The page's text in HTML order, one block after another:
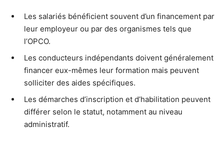
Les salariés bénéficient souvent d’un financement par
leur employeur ou par des organismes tels que
l’OPCO.
Les conducteurs indépendants doivent généralement
financer eux-mêmes leur formation mais peuvent
solliciter des aides spécifiques.
Les démarches d’inscription et d’habilitation peuvent
différer selon le statut, notamment au niveau
administratif.